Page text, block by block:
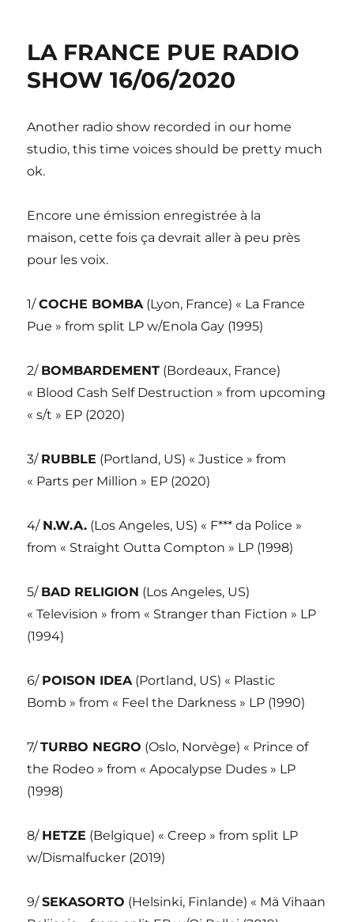
LA FRANCE PUE RADIO
SHOW 16/06/2020
Another radio show recorded in our home
studio, this time voices should be pretty much
ok.
Encore une émission enregistrée à la
maison, cette fois ça devrait aller à peu près
pour les voix.
1/COCHE BOMBA(Lyon, France) « La France
Pue » from split LP w/Enola Gay (1995)
2/ BOMBARDEMENT (Bordeaux, France)
« Blood Cash Self Destruction » from upcoming
« s/t » EP (2020)
3/ RUBBLE (Portland, US) « Justice » from
« Parts per Million » EP (2020)
4/ N.W.A. (Los Angeles, US) « F*** da Police »
from « Straight Outta Compton » LP (1998)
5/ BAD RELIGION (Los Angeles, US)
« Television » from « Stranger than Fiction » LP
(1994)
6/ POISON IDEA(Portland, US) « Plastic
Bomb » from « Feel the Darkness » LP (1990)
7/TURBO NEGRO (Oslo, Norvège) « Prince of
the Rodeo » from « Apocalypse Dudes » LP
(1998)
8/ HETZE (Belgique) « Creep » from split LP
w/Dismalfucker (2019)
9/SEKASORTO (Helsinki, Finlande) « Mä Vihaan